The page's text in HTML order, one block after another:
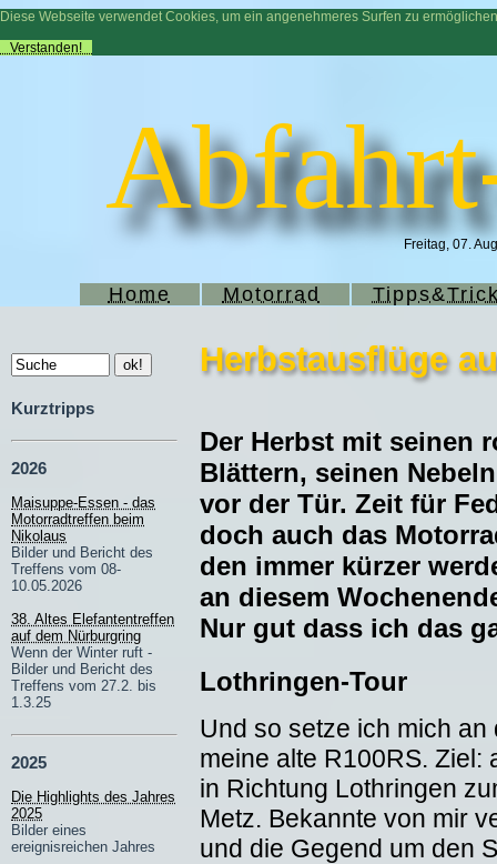
Diese Webseite verwendet Cookies, um ein angenehmeres Surfen zu
Verstanden!
Freitag, 07.
Home Motorrad
Kurztripps
2026
Maisuppe-Essen - das
Motorradtreffen beim
Nikolaus
Bilder und Bericht des
Treffens vom 08-
10.05.2026
38. Altes Elefantentreffen
auf dem Nürburgring
Wenn der Winter ruft -
Bilder und Bericht des
Treffens vom 27.2. bis
1.3.25
2025
Die Highlights des Jahres
2025
Bilder eines
ereignisreichen Jahres
Herbstausflüge
Der Herbst mit seinen
Blättern, seinen
vor der Tür. Zeit für
doch auch das
den immer kürzer
an diesem
Nur gut dass ich das
Lothringen-Tour
Und so setze ich mich
meine alte R100RS. Ziel:
in Richtung Lothringen
Metz. Bekannte von mir
und die Gegend um den